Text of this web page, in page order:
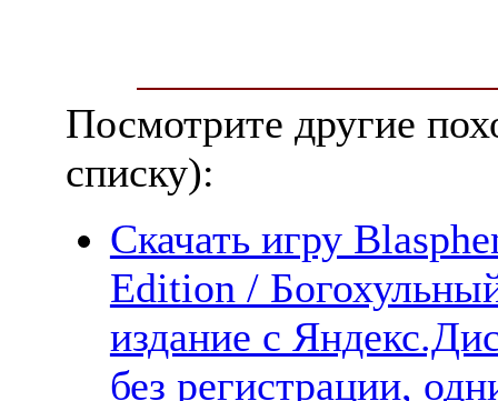
Посмотрите другие
списку):
Скачать игру
Edition /
издание с
без регистрации,